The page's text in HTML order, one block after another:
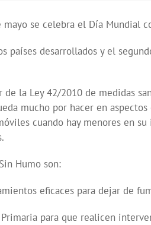
mayo se celebra el Día Mundial
desarrollados y el
la Ley 42/2010 de medidas
mucho por hacer en
cuando hay menores en
Humo son:
eficaces para dejar de
para que realicen